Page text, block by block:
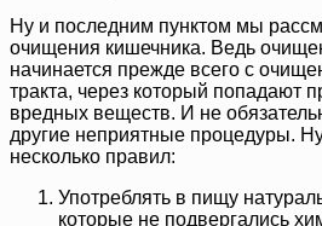
Ну и последним пунктом мы
очищения кишечника. Ведь
начинается прежде всего с
тракта, через который попадают
вредных веществ. И не
другие неприятные процедуры.
несколько правил:
Употреблять в пищу
которые не подвергались